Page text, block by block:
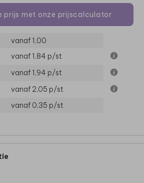
prijs met onze prijscalculator
vanaf 1,00
vanaf 1,84 p/st
vanaf 1,94 p/st
vanaf 2,05 p/st
vanaf 0,35 p/st